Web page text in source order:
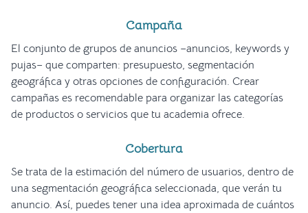
Campaña
El conjunto de grupos de anuncios –anuncios, keywords y
pujas– que comparten: presupuesto, segmentación
geográfica y otras opciones de configuración. Crear
campañas es recomendable para organizar las categorías
de productos o servicios que tu academia ofrece.
Cobertura
Se trata de la estimación del número de usuarios, dentro de
una segmentación geográfica seleccionada, que verán tu
anuncio. Así, puedes tener una idea aproximada de cuántos